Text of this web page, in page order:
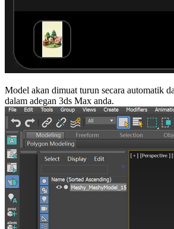
Model akan dimuat turun secara automatik
dalam adegan 3ds Max anda.